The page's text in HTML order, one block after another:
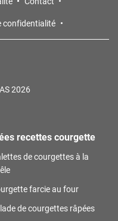
confidentialité
2026
recettes courgette
de courgettes à la
farcie au four
de courgettes râpées